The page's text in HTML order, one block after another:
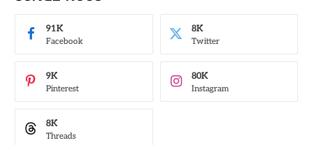
Facebook
91K
Twitter
8K
Pinterest
9K
Instagram
80K
Threads
8K